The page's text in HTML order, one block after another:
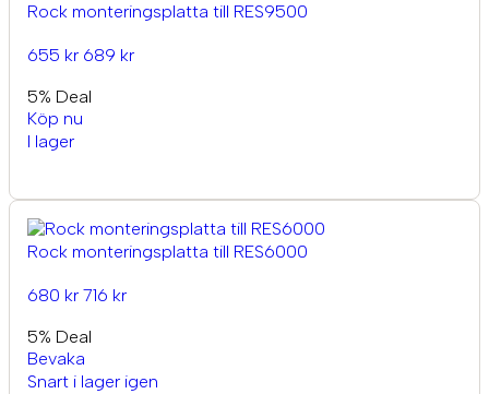
Rock monteringsplatta till RES9500
655 kr 689 kr
5% Deal
Köp nu
I lager
Rock monteringsplatta till RES6000
680 kr 716 kr
5% Deal
Bevaka
Snart i lager igen